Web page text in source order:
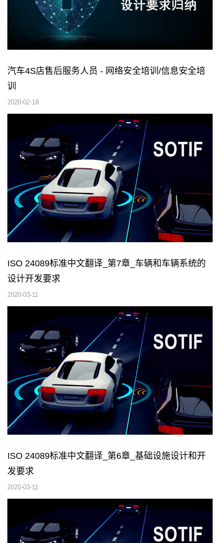
汽车4S店售后服务人员 - 网络安全培训/信息安全培
训
2020-02-18
ISO 24089标准中文翻译_第7章_车辆和车辆系统的
设计开发要求
2020-03-11
ISO 24089标准中文翻译_第6章_基础设施设计和开
发要求
2020-03-11